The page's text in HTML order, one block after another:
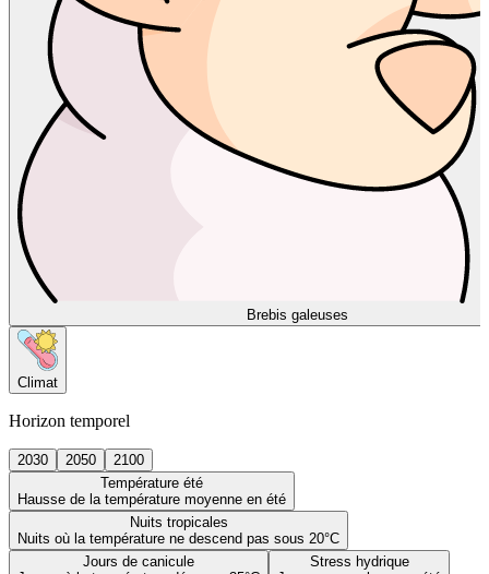
Brebis galeuses
Climat
Horizon temporel
2030 2050
2100
Température été
Hausse de la température moyenne en été
Nuits tropicales
Nuits où la température ne descend pas sous 20°C
Jours de canicule
Stress hydrique